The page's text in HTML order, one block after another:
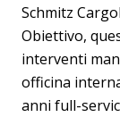
Schmitz
Obiettivo,
interventi
officina
anni full-